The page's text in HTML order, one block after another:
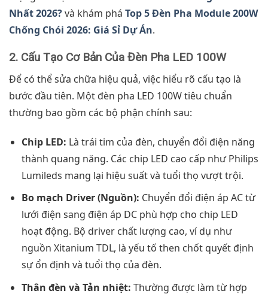
Nhất 2026?và khám phá Top 5 Đèn Pha Module 200W
Chống Chói 2026: Giá Sỉ Dự Án.
2. Cấu Tạo Cơ Bản Của Đèn Pha LED 100W
Để có thể sửa chữa hiệu quả, việc hiểu rõ cấu tạo là
bước đầu tiên. Một đèn pha LED 100W tiêu chuẩn
thường bao gồm các bộ phận chính sau:
Chip LED: Là trái tim của đèn, chuyển đổi điện năng
thành quang năng. Các chip LED cao cấp như Philips
Lumileds mang lại hiệu suất và tuổi thọ vượt trội.
Bo mạch Driver (Nguồn): Chuyển đổi điện áp AC từ
lưới điện sang điện áp DC phù hợp cho chip LED
hoạt động. Bộ driver chất lượng cao, ví dụ như
nguồn Xitanium TDL, là yếu tố then chốt quyết định
sự ổn định và tuổi thọ của đèn.
Thân đèn và Tản nhiệt: Thường được làm từ hợp